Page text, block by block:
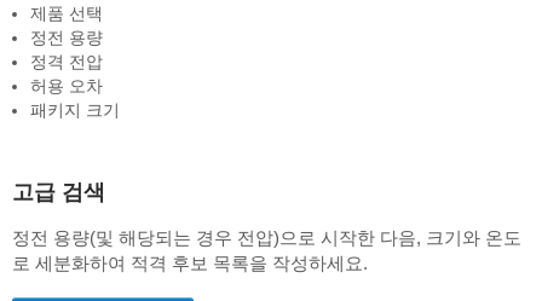
제품 선택
정전 용량
정격 전압
허용 오차
패키지 크기
고급 검색
정전 용량(및 해당되는 경우 전압)으로 시작한 다음, 크기와 온도
로 세분화하여 적격 후보 목록을 작성하세요.